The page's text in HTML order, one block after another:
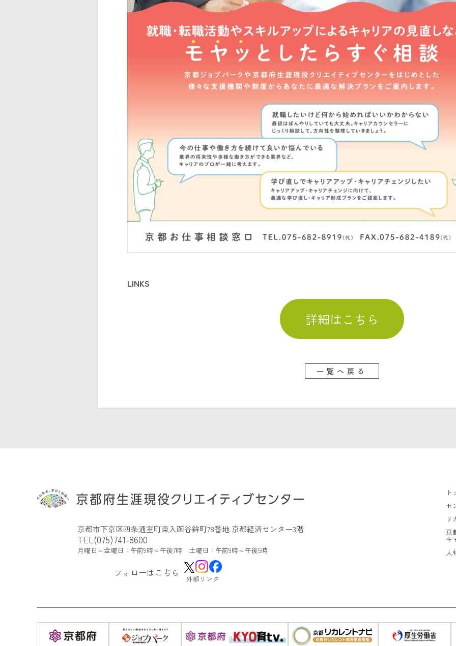
LINKS
詳細はこちら
一覧へ戻る
京都市下京区四条通室町東入函谷鉾町78番地 京都経済センター3階
TEL(075)741-8600
月曜日～金曜日：午前9時～午後7時 土曜日：午前9時～午後5時
フォローはこちら
外部リンク
セ
リ
京
キ
人